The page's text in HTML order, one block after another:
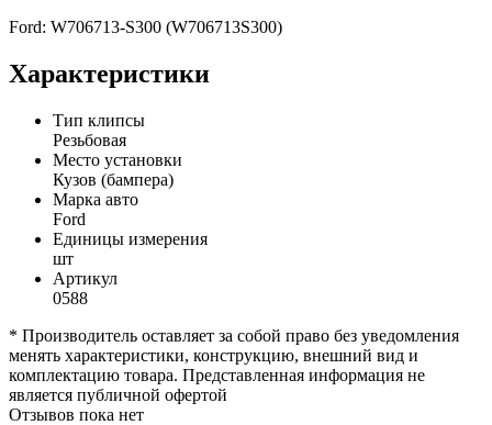
Ford: W706713-S300 (W706713S300)
Характеристики
Тип клипсы
Резьбовая
Место установки
Кузов (бампера)
Марка авто
Ford
Единицы измерения
шт
Артикул
0588
* Производитель оставляет за собой право без уведомления
менять характеристики, конструкцию, внешний вид и
комплектацию товара. Представленная информация не
является публичной офертой
Отзывов пока нет